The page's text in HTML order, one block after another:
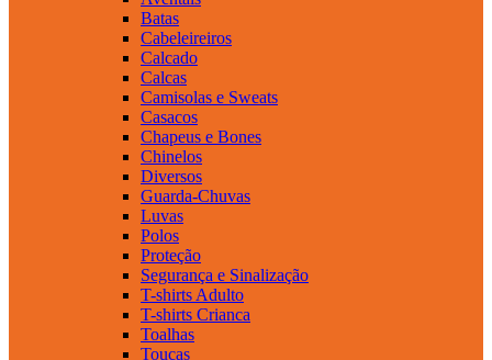
Batas
Cabeleireiros
Calcado
Calcas
Camisolas e Sweats
Casacos
Chapeus e Bones
Chinelos
Diversos
Guarda-Chuvas
Luvas
Polos
Proteção
Segurança e Sinalização
T-shirts Adulto
T-shirts Crianca
Toalhas
Toucas